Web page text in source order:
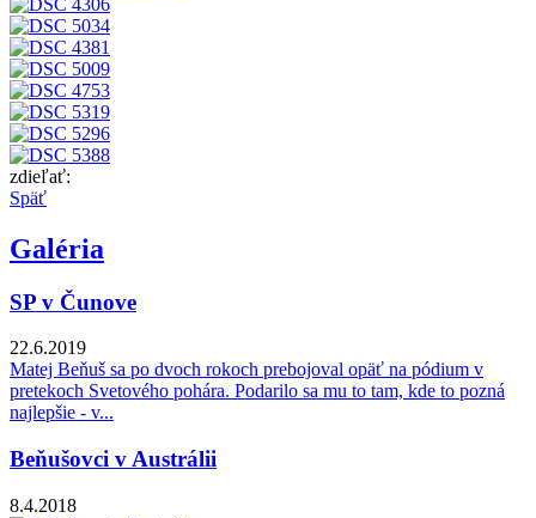
zdieľať:
Späť
Galéria
SP v Čunove
22.6.2019
Matej Beňuš sa po dvoch rokoch prebojoval opäť na pódium v
pretekoch Svetového pohára. Podarilo sa mu to tam, kde to pozná
najlepšie - v...
Beňušovci v Austrálii
8.4.2018